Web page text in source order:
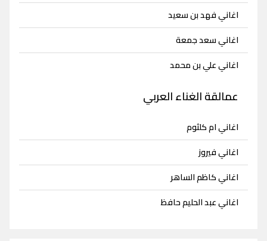
اغاني فهد بن سعيد
اغاني سعد جمعة
اغاني علي بن محمد
عمالقة الغناء العربي
اغاني ام كلثوم
اغاني فيروز
اغاني كاظم الساهر
اغاني عبد الحليم حافظ